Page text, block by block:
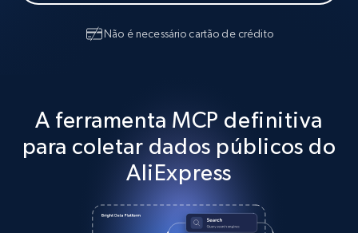
Não é necessário cartão de crédito
A ferramenta MCP definitiva
para coletar dados públicos do
AliExpress